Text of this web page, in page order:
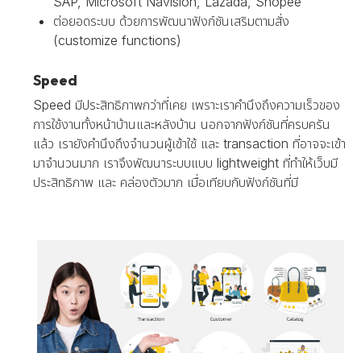
ต่อยอดระบบ ด้วยการพัฒนาฟังก์ชันเสริมตามสั่ง
(customize functions)
Speed
Speed มีประสิทธิภาพกว่าที่เคย เพราะเราคำนึงถึงความเร็วของ
การใช้งานทั้งหน้าบ้านและหลังบ้าน นอกจากฟังก์ชันที่ครบครัน
แล้ว เรายังคำนึงถึงจำนวนผู้เข้าใช้ และ transaction ที่อาจจะเข้า
มาจำนวนมาก เราจึงพัฒนาระบบแบบ lightweight ที่ทำให้เว็บมี
ประสิทธิภาพ และ คล่องตัวมาก เมื่อเทียบกับฟังก์ชันที่มี